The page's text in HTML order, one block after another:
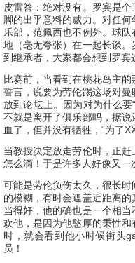
皮雷答：绝对没有。罗宾是
脚的出乎意料的威力。对任
乐部，范佩西也不例外。球
地（毫无夸张）在一起长谈
到继承者，大家都会想到罗宾
比赛前，当看到在桃花岛主
誓言，说要为劳伦踢这场对
放到论坛上。因为对为什么
不就是离开了俱乐部吗，据
血了，但并没有牺牲，“为了
当教授决定放走劳伦时，正
怎么滴！于是许多人好像又一
可能是劳伦负伤太久，很长
的模糊，有时会遮盖近距离
当得好，他的确也是一个相
欢他，是因为他憨厚的秉性
时，就会看到他小时候街头
员！